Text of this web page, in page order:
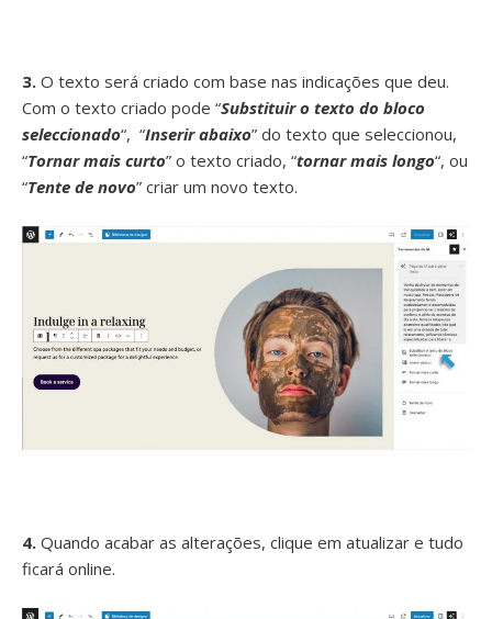
3. O texto será criado com base nas indicações que deu.
Com o texto criado pode “Substituir o texto do bloco
seleccionado“, “Inserir abaixo” do texto que seleccionou,
“Tornar mais curto” o texto criado, “tornar mais longo“, ou
“Tente de novo” criar um novo texto.
4. Quando acabar as alterações, clique em atualizar e tudo
ficará online.